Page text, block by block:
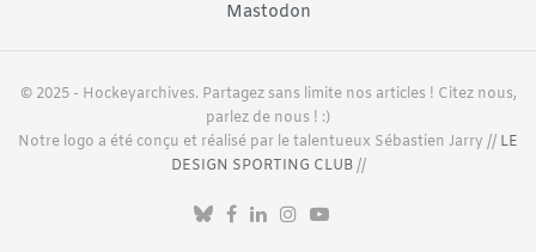
Mastodon
© 2025 - Hockeyarchives. Partagez sans limite nos articles ! Citez nous,
parlez de nous ! :)
Notre logo a été conçu et réalisé par le talentueux Sébastien Jarry // LE
DESIGN SPORTING CLUB//